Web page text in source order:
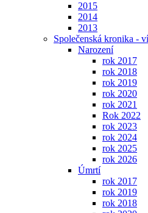
2015
2014
2013
Společenská kronika -
Narození
rok 2017
rok 2018
rok 2019
rok 2020
rok 2021
Rok 2022
rok 2023
rok 2024
rok 2025
rok 2026
Úmrtí
rok 2017
rok 2019
rok 2018